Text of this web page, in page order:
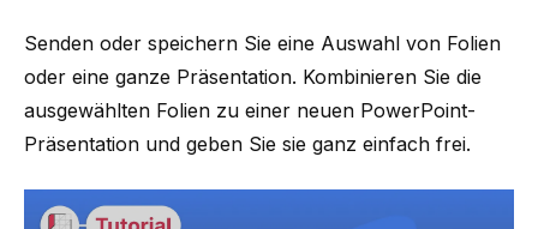
Senden oder speichern Sie eine Auswahl von Folien
oder eine ganze Präsentation. Kombinieren Sie die
ausgewählten Folien zu einer neuen PowerPoint-
Präsentation und geben Sie sie ganz einfach frei.